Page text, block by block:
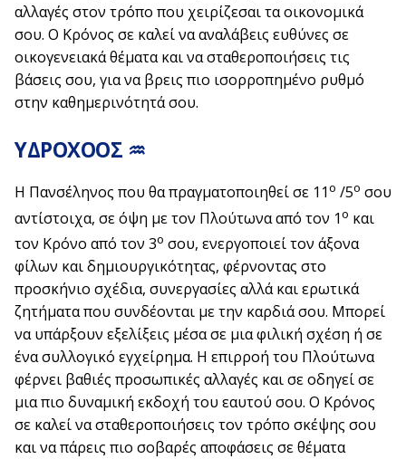
αλλαγές στον τρόπο που χειρίζεσαι τα οικονομικά
σου. Ο Κρόνος σε καλεί να αναλάβεις ευθύνες σε
οικογενειακά θέματα και να σταθεροποιήσεις τις
βάσεις σου, για να βρεις πιο ισορροπημένο ρυθμό
στην καθημερινότητά σου.
ΥΔΡΟΧΟΟΣ ♒
Η Πανσέληνος που θα πραγματοποιηθεί σε 11ο /5ο σου
αντίστοιχα, σε όψη με τον Πλούτωνα από τον 1ο και
τον Κρόνο από τον 3ο σου, ενεργοποιεί τον άξονα
φίλων και δημιουργικότητας, φέρνοντας στο
προσκήνιο σχέδια, συνεργασίες αλλά και ερωτικά
ζητήματα που συνδέονται με την καρδιά σου. Μπορεί
να υπάρξουν εξελίξεις μέσα σε μια φιλική σχέση ή σε
ένα συλλογικό εγχείρημα. Η επιρροή του Πλούτωνα
φέρνει βαθιές προσωπικές αλλαγές και σε οδηγεί σε
μια πιο δυναμική εκδοχή του εαυτού σου. Ο Κρόνος
σε καλεί να σταθεροποιήσεις τον τρόπο σκέψης σου
και να πάρεις πιο σοβαρές αποφάσεις σε θέματα